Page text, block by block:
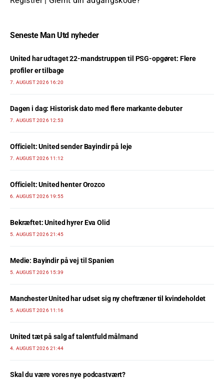
Seneste Man Utd nyheder
United har udtaget 22-mandstruppen til PSG-opgøret: Flere
profiler er tilbage
7. AUGUST 2026 16:20
Dagen i dag: Historisk dato med flere markante debuter
7. AUGUST 2026 12:53
Officielt: United sender Bayindir på leje
7. AUGUST 2026 11:12
Officielt: United henter Orozco
6. AUGUST 2026 19:55
Bekræftet: United hyrer Eva Olid
5. AUGUST 2026 21:45
Medie: Bayindir på vej til Spanien
5. AUGUST 2026 15:39
Manchester United har udset sig ny cheftræner til kvindeholdet
5. AUGUST 2026 11:16
United tæt på salg af talentfuld målmand
4. AUGUST 2026 21:44
Skal du være vores nye podcastvært?